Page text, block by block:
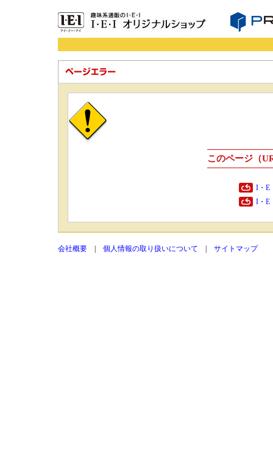
このページ（
I・E
I・E
会社概要 個人情報の取り扱いについて サイトマップ